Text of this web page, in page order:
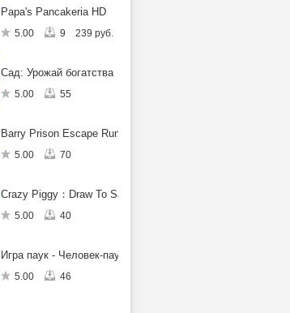
Papa's Pancakeria HD
5.00 9 239 руб.
Сад: Урожай богатства
5.00 55
Barry Prison Escape Run Obby
5.00 70
Crazy Piggy：Draw To Save
5.00 40
Игра паук - Человек-паук-герой
5.00 46